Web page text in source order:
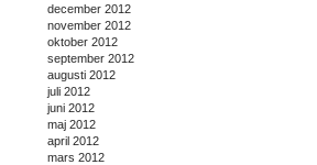
december 2012
november 2012
oktober 2012
september 2012
augusti 2012
juli 2012
juni 2012
maj 2012
april 2012
mars 2012